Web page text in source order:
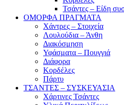
Τσάντες – Είδη
ΟΜΟΡΦΑ ΠΡΑΓΜΑΤΑ
Χάντρες – Στοιχεία
Λουλούδια – Άνθη
Διακόσμηση
Υφάσματα – Πουγγιά
Διάφορα
Κορδέλες
Πάρτυ
ΤΣΑΝΤΕΣ – ΣΥΣΚΕΥΑΣΙΑ
Χάρτινες Τσάντες